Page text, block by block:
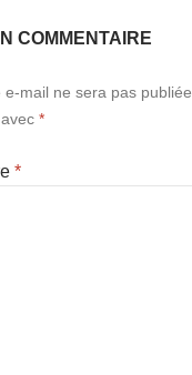
COMMENTAIRE
mail ne sera pas publiée.
*
*